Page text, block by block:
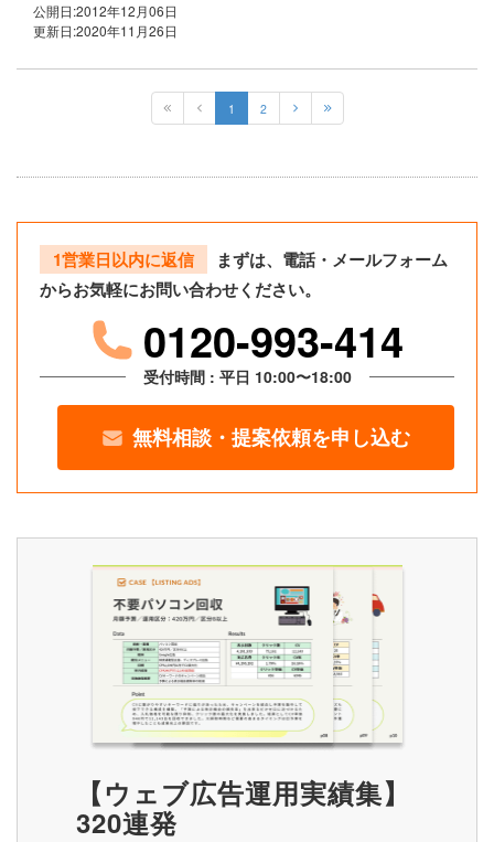
公開日:2012年12月06日
更新日:2020年11月26日
1 2
1営業日以内に返信
まずは、電話・メールフォーム
からお気軽にお問い合わせください。
0120-993-414
受付時間 : 平日 10:00〜18:00
無料相談・提案依頼を申し込む
【ウェブ広告運用実績集】
320連発